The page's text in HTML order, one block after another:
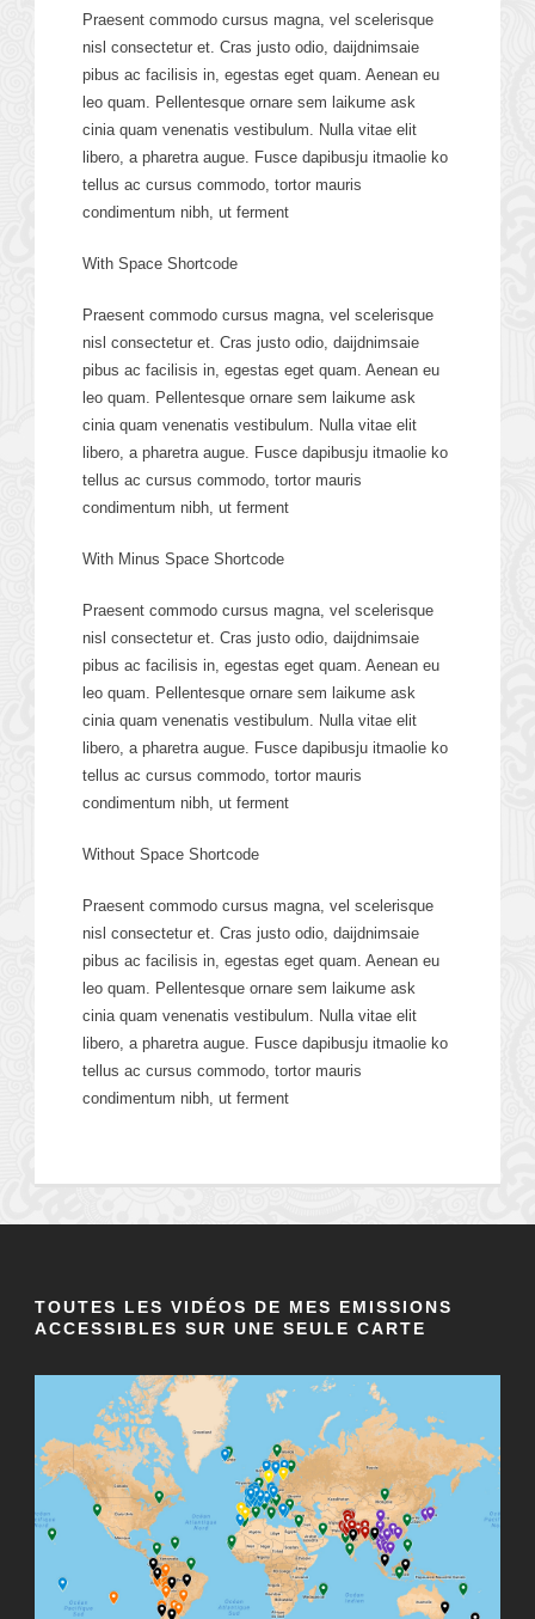
Praesent commodo cursus magna, vel scelerisque
nisl consectetur et. Cras justo odio, daijdnimsaie
pibus ac facilisis in, egestas eget quam. Aenean eu
leo quam. Pellentesque ornare sem laikume ask
cinia quam venenatis vestibulum. Nulla vitae elit
libero, a pharetra augue. Fusce dapibusju itmaolie ko
tellus ac cursus commodo, tortor mauris
condimentum nibh, ut ferment
With Space Shortcode
Praesent commodo cursus magna, vel scelerisque
nisl consectetur et. Cras justo odio, daijdnimsaie
pibus ac facilisis in, egestas eget quam. Aenean eu
leo quam. Pellentesque ornare sem laikume ask
cinia quam venenatis vestibulum. Nulla vitae elit
libero, a pharetra augue. Fusce dapibusju itmaolie ko
tellus ac cursus commodo, tortor mauris
condimentum nibh, ut ferment
With Minus Space Shortcode
Praesent commodo cursus magna, vel scelerisque
nisl consectetur et. Cras justo odio, daijdnimsaie
pibus ac facilisis in, egestas eget quam. Aenean eu
leo quam. Pellentesque ornare sem laikume ask
cinia quam venenatis vestibulum. Nulla vitae elit
libero, a pharetra augue. Fusce dapibusju itmaolie ko
tellus ac cursus commodo, tortor mauris
condimentum nibh, ut ferment
Without Space Shortcode
Praesent commodo cursus magna, vel scelerisque
nisl consectetur et. Cras justo odio, daijdnimsaie
pibus ac facilisis in, egestas eget quam. Aenean eu
leo quam. Pellentesque ornare sem laikume ask
cinia quam venenatis vestibulum. Nulla vitae elit
libero, a pharetra augue. Fusce dapibusju itmaolie ko
tellus ac cursus commodo, tortor mauris
condimentum nibh, ut ferment
TOUTES LES VIDÉOS DE MES EMISSIONS
ACCESSIBLES SUR UNE SEULE CARTE